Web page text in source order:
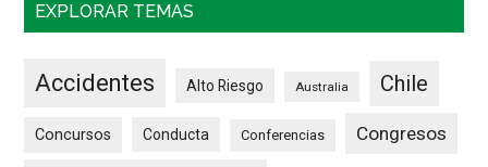
EXPLORAR TEMAS
Accidentes Alto Riesgo Australia Chile
Concursos Conducta Conferencias Congresos